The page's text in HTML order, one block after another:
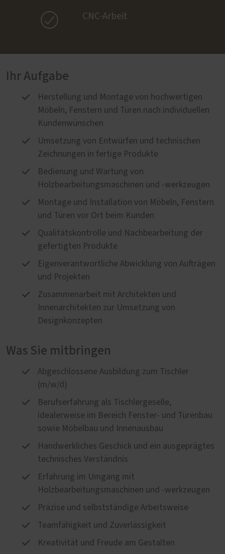
 CNC-Arbeit
Ihr Aufgabe
Herstellung und Montage von hochwertigen
Möbeln, Fenstern und Türen nach individuellen
Kundenwünschen
Umsetzung von Entwürfen und technischen
Zeichnungen in fertige Produkte
Bedienung und Wartung von
Holzbearbeitungsmaschinen und -werkzeugen
Montage und Installation von Möbeln, Fenstern
und Türen vor Ort beim Kunden
Qualitätskontrolle und Nachbearbeitung der
gefertigten Produkte
Eigenverantwortliche Abwicklung von Aufträgen
und Projekten
Zusammenarbeit mit Architekten und
Innenarchitekten zur Umsetzung von
Designkonzepten
Was Sie mitbringen
Abgeschlossene Ausbildung zum Tischler
(m/w/d)
Berufserfahrung als Tischlergeselle,
idealerweise im Bereich Fenster- und Türenbau
sowie Möbelbau und Innenausbau
Handwerkliches Geschick und ein ausgeprägtes
technisches Verständnis
Erfahrung im Umgang mit
Holzbearbeitungsmaschinen und -werkzeugen
Präzise und selbstständige Arbeitsweise
Teamfähigkeit und Zuverlässigkeit
Kreativität und Freude am Gestalten